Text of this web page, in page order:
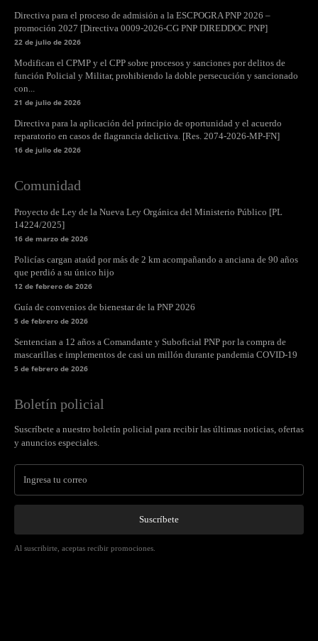
Directiva para el proceso de admisión a la ESCPOGRA PNP 2026 –
promoción 2027 [Directiva 0009-2026-CG PNP DIREDDOC PNP]
22 de julio de 2026
Modifican el CPMP y el CPP sobre procesos y sanciones por delitos de
función Policial y Militar, prohibiendo la doble persecución y sancionado
con...
21 de julio de 2026
Directiva para la aplicación del principio de oportunidad y el acuerdo
reparatorio en casos de flagrancia delictiva. [Res. 2074-2026-MP-FN]
16 de julio de 2026
Comunidad
Proyecto de Ley de la Nueva Ley Orgánica del Ministerio Público [PL
14224/2025]
16 de marzo de 2026
Policías cargan ataúd por más de 2 km acompañando a anciana de 90 años
que perdió a su único hijo
12 de febrero de 2026
Guía de convenios de bienestar de la PNP 2026
5 de febrero de 2026
Sentencian a 12 años a Comandante y Suboficial PNP por la compra de
mascarillas e implementos de casi un millón durante pandemia COVID-19
5 de febrero de 2026
Boletín policial
Suscríbete a nuestro boletín policial para recibir las últimas noticias, ofertas
y anuncios especiales.
Suscríbete
Al suscribirte, aceptas recibir promociones.